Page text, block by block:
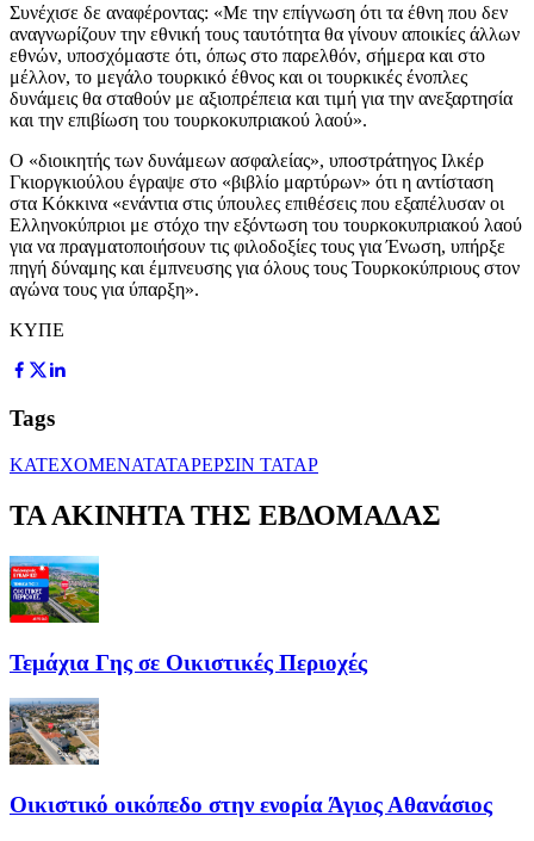
Συνέχισε δε αναφέροντας: «Με την επίγνωση ότι τα έθνη που δεν
αναγνωρίζουν την εθνική τους ταυτότητα θα γίνουν αποικίες άλλων
εθνών, υποσχόμαστε ότι, όπως στο παρελθόν, σήμερα και στο
μέλλον, το μεγάλο τουρκικό έθνος και οι τουρκικές ένοπλες
δυνάμεις θα σταθούν με αξιοπρέπεια και τιμή για την ανεξαρτησία
και την επιβίωση του τουρκοκυπριακού λαού».
Ο «διοικητής των δυνάμεων ασφαλείας», υποστράτηγος Ιλκέρ
Γκιοργκιούλου έγραψε στο «βιβλίο μαρτύρων» ότι η αντίσταση
στα Κόκκινα «ενάντια στις ύπουλες επιθέσεις που εξαπέλυσαν οι
Ελληνοκύπριοι με στόχο την εξόντωση του τουρκοκυπριακού λαού
για να πραγματοποιήσουν τις φιλοδοξίες τους για Ένωση, υπήρξε
πηγή δύναμης και έμπνευσης για όλους τους Τουρκοκύπριους στον
αγώνα τους για ύπαρξη».
ΚΥΠΕ
Tags
ΚΑΤΕΧΟΜΕΝΑΤΑΤΑΡΕΡΣΙΝ ΤΑΤΑΡ
ΤΑ ΑΚΙΝΗΤΑ ΤΗΣ ΕΒΔΟΜΑΔΑΣ
Τεμάχια Γης σε Οικιστικές Περιοχές
Οικιστικό οικόπεδο στην ενορία Άγιος Αθανάσιος